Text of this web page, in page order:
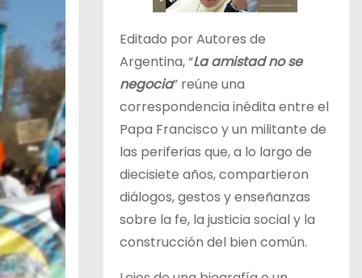
Editado por Autores de
Argentina, “La amistad no se
negocia” reúne una
correspondencia inédita entre el
Papa Francisco y un militante de
las periferias que, a lo largo de
diecisiete años, compartieron
diálogos, gestos y enseñanzas
sobre la fe, la justicia social y la
construcción del bien común.